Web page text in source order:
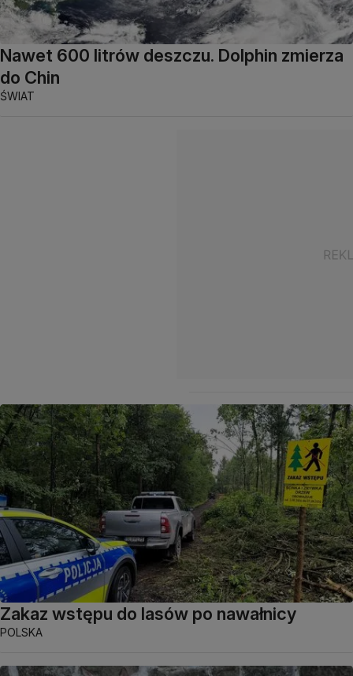
Nawet 600 litrów deszczu. Dolphin zmierza
do Chin
ŚWIAT
Zakaz wstępu do lasów po nawałnicy
POLSKA